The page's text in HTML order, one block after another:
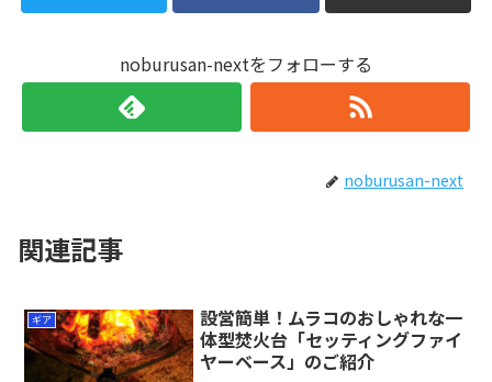
noburusan-nextをフォローする
noburusan-next
関連記事
ギア
設営簡単！ムラコのおしゃれな一
体型焚火台「セッティングファイ
ヤーベース」のご紹介